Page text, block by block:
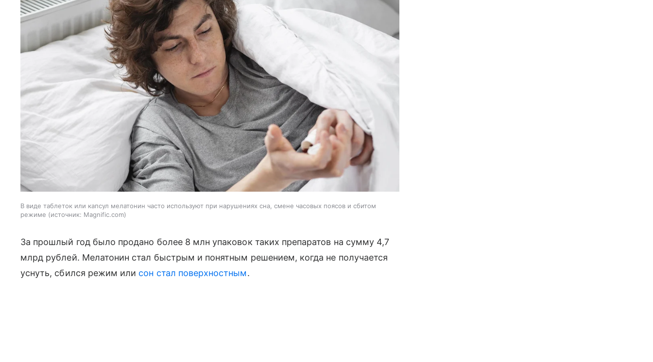
В виде таблеток или капсул мелатонин часто используют при нарушениях сна, смене часовых поясов и сбитом
режиме
источник: Magnific.com
За прошлый год было продано более 8 млн упаковок таких препаратов на сумму 4,7
млрд рублей. Мелатонин стал быстрым и понятным решением, когда не получается
уснуть, сбился режим или сон стал поверхностным.